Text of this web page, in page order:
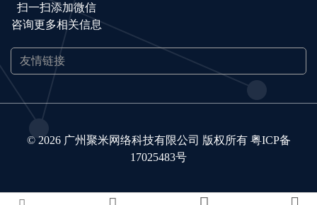
扫一扫添加微信
咨询更多相关信息
© 2026 广州聚米网络科技有限公司 版权所有 粤ICP备
17025483号